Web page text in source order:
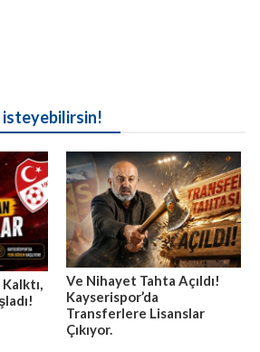
isteyebilirsin!
Ve Nihayet Tahta Açıldı!
Kayserispor’da
Transferlere Lisanslar
Çıkıyor.